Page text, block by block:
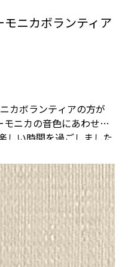
ニカボランティア
カボランティアの方が
モニカの音色にあわせて
しい時間を過ごしました